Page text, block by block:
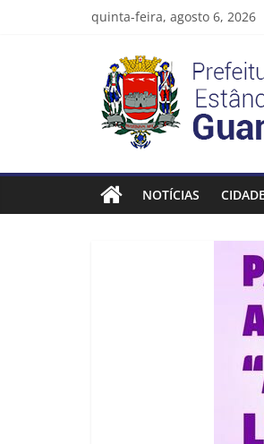
quinta-feira, agosto 6, 2026
Estância
Turística
NOTÍCIAS CIDADE